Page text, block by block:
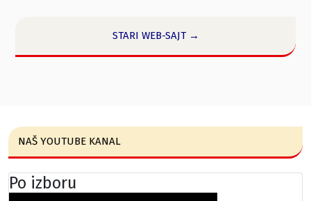
STARI WEB-SAJT →
NAŠ YOUTUBE KANAL
Po izboru